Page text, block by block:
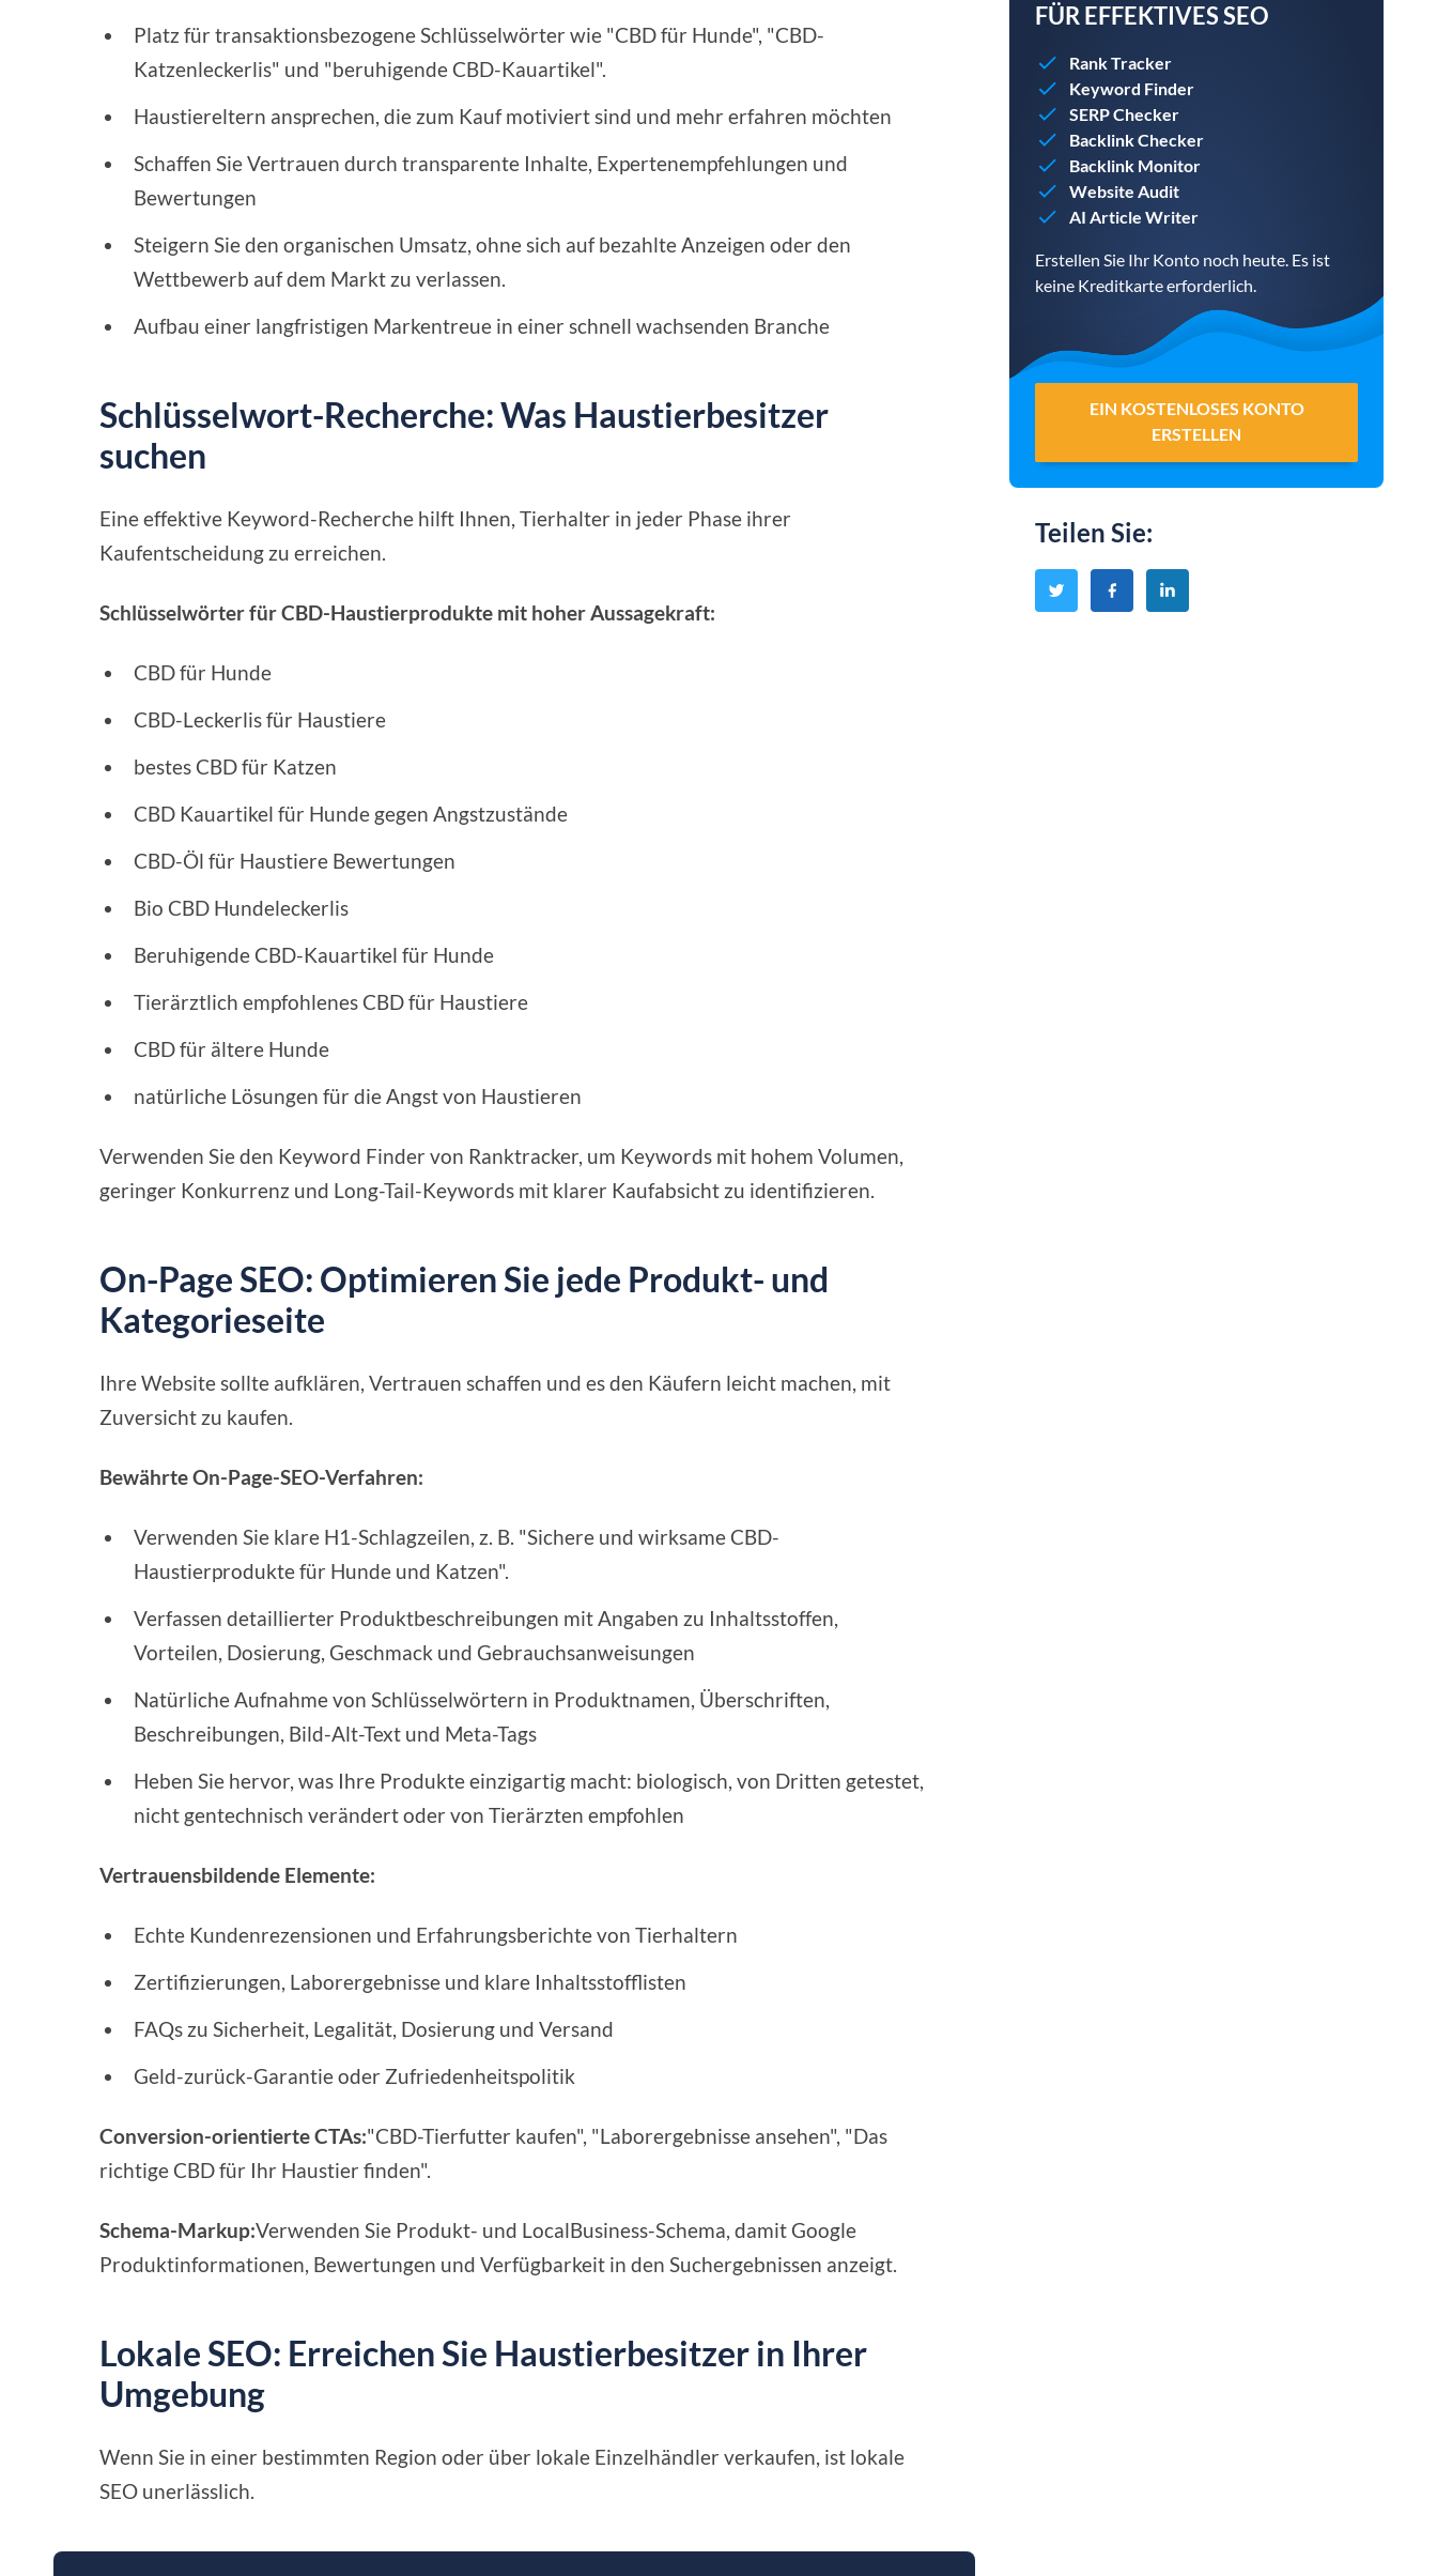
Platz für transaktionsbezogene Schlüsselwörter wie "CBD für Hunde", "CBD-
Katzenleckerlis" und "beruhigende CBD-Kauartikel".
Haustiereltern ansprechen, die zum Kauf motiviert sind und mehr erfahren möchten
Schaffen Sie Vertrauen durch transparente Inhalte, Expertenempfehlungen und
Bewertungen
Steigern Sie den organischen Umsatz, ohne sich auf bezahlte Anzeigen oder den
Wettbewerb auf dem Markt zu verlassen.
Aufbau einer langfristigen Markentreue in einer schnell wachsenden Branche
Schlüsselwort-Recherche: Was Haustierbesitzer
suchen
Eine effektive Keyword-Recherche hilft Ihnen, Tierhalter in jeder Phase ihrer
Kaufentscheidung zu erreichen.
Schlüsselwörter für CBD-Haustierprodukte mit hoher Aussagekraft:
CBD für Hunde
CBD-Leckerlis für Haustiere
bestes CBD für Katzen
CBD Kauartikel für Hunde gegen Angstzustände
CBD-Öl für Haustiere Bewertungen
Bio CBD Hundeleckerlis
Beruhigende CBD-Kauartikel für Hunde
Tierärztlich empfohlenes CBD für Haustiere
CBD für ältere Hunde
natürliche Lösungen für die Angst von Haustieren
Verwenden Sie den Keyword Finder von Ranktracker, um Keywords mit hohem Volumen,
geringer Konkurrenz und Long-Tail-Keywords mit klarer Kaufabsicht zu identifizieren.
On-Page SEO: Optimieren Sie jede Produkt- und
Kategorieseite
Ihre Website sollte aufklären, Vertrauen schaffen und es den Käufern leicht machen, mit
Zuversicht zu kaufen.
Bewährte On-Page-SEO-Verfahren:
Verwenden Sie klare H1-Schlagzeilen, z. B. "Sichere und wirksame CBD-
Haustierprodukte für Hunde und Katzen".
Verfassen detaillierter Produktbeschreibungen mit Angaben zu Inhaltsstoffen,
Vorteilen, Dosierung, Geschmack und Gebrauchsanweisungen
Natürliche Aufnahme von Schlüsselwörtern in Produktnamen, Überschriften,
Beschreibungen, Bild-Alt-Text und Meta-Tags
Heben Sie hervor, was Ihre Produkte einzigartig macht: biologisch, von Dritten getestet,
nicht gentechnisch verändert oder von Tierärzten empfohlen
Vertrauensbildende Elemente:
Echte Kundenrezensionen und Erfahrungsberichte von Tierhaltern
Zertifizierungen, Laborergebnisse und klare Inhaltsstofflisten
FAQs zu Sicherheit, Legalität, Dosierung und Versand
Geld-zurück-Garantie oder Zufriedenheitspolitik
Conversion-orientierte CTAs:"CBD-Tierfutter kaufen", "Laborergebnisse ansehen", "Das
richtige CBD für Ihr Haustier finden".
Schema-Markup:Verwenden Sie Produkt- und LocalBusiness-Schema, damit Google
Produktinformationen, Bewertungen und Verfügbarkeit in den Suchergebnissen anzeigt.
Lokale SEO: Erreichen Sie Haustierbesitzer in Ihrer
Umgebung
Wenn Sie in einer bestimmten Region oder über lokale Einzelhändler verkaufen, ist lokale
SEO unerlässlich.
FÜR EFFEKTIVES SEO
Rank Tracker
Keyword Finder
SERP Checker
Backlink Checker
Backlink Monitor
Website Audit
AI Article Writer
Erstellen Sie Ihr Konto noch heute. Es ist
keine Kreditkarte erforderlich.
EIN KOSTENLOSES KONTO
ERSTELLEN
Teilen Sie: